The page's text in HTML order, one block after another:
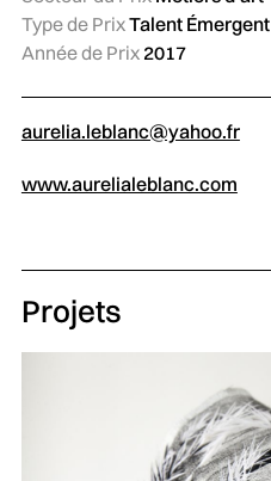
Type de PrixTalent Émergent
Année de Prix 2017
aurelia.leblanc@yahoo.fr
www.aurelialeblanc.com
Projets